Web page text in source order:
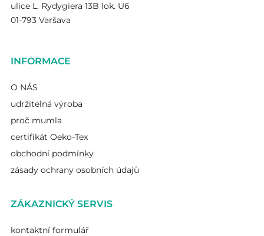
ulice L. Rydygiera 13B lok. U6
01-793 Varšava
INFORMACE
O NÁS
udržitelná výroba
proč mumla
certifikát Oeko-Tex
obchodní podmínky
zásady ochrany osobních údajů
ZÁKAZNICKÝ SERVIS
kontaktní formulář